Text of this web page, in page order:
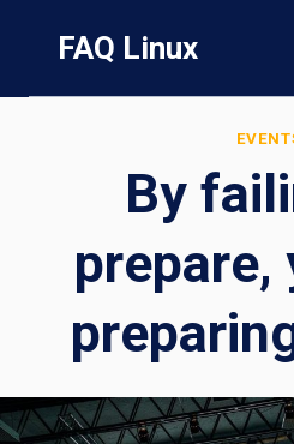
content
FAQ Linux
By
prepare,